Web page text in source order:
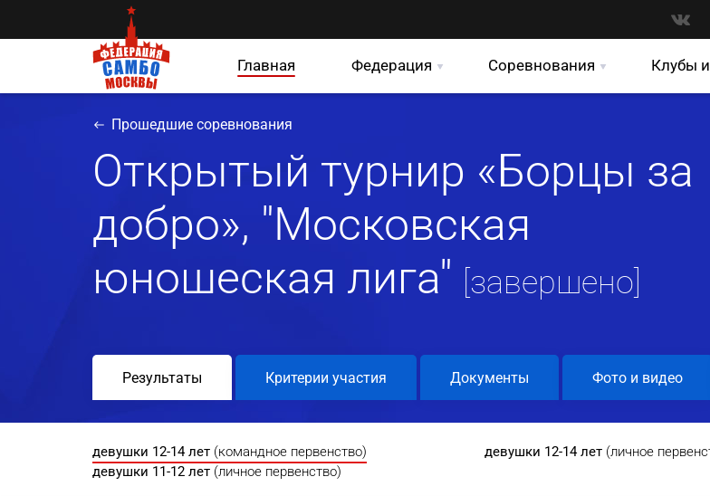
Главная Федерация Соревнования Клубы
Прошедшие соревнования
Открытый турнир «Борцы за
добро», "Московская
юношеская лига" [завершено]
Результаты Критерии участия Документы Фото и видео
девушки 12-14 лет (командное первенство) девушки 12-14 лет (личное
девушки 11-12 лет (личное первенство)